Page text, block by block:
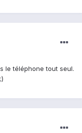
le téléphone tout seul.